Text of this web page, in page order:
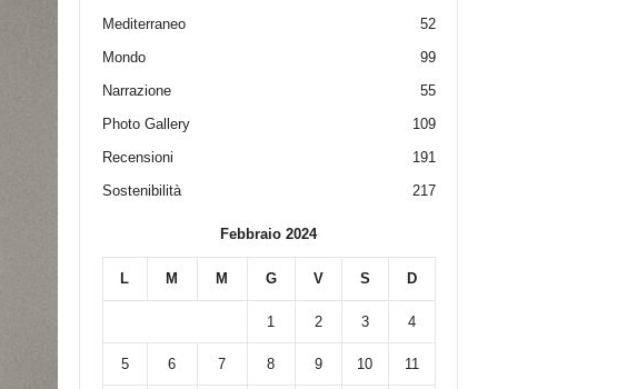
Mediterraneo
52
Mondo
99
Narrazione
55
Photo Gallery
109
Recensioni
191
Sostenibilità
217
Febbraio 2024
L M M G V S D
1 2 3 4
5 6 7 8 9 10 11